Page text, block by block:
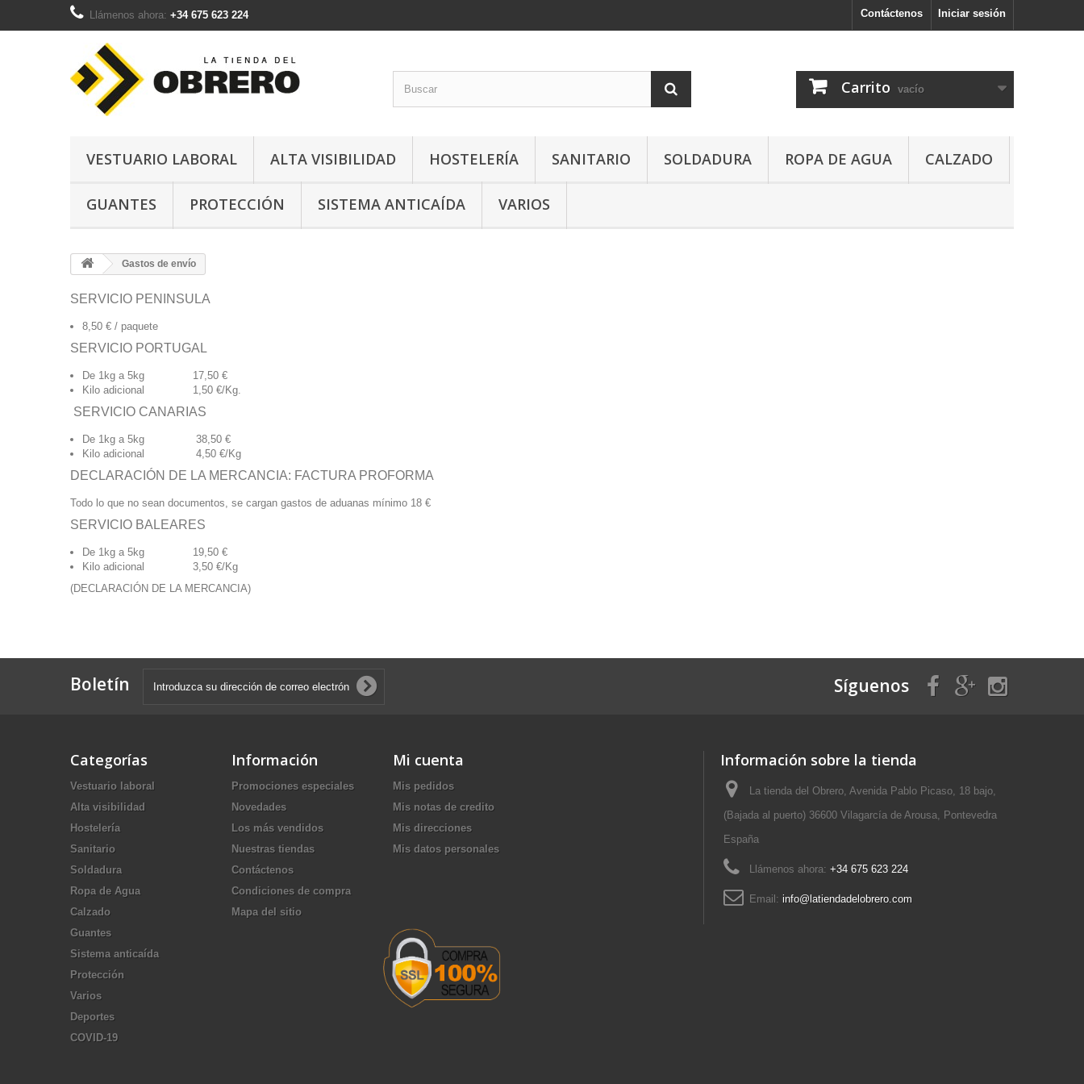
Iniciar sesión
Contáctenos
Llámenos ahora: +34 675 623 224
Carrito vacío
VESTUARIO LABORAL ALTA VISIBILIDAD HOSTELERÍA SANITARIO SOLDADURA ROPA DE AGUA CALZADO
GUANTES PROTECCIÓN SISTEMA ANTICAÍDA VARIOS
Gastos de envío
SERVICIO PENINSULA
8,50 € / paquete
SERVICIO PORTUGAL
De 1kg a 5kg 17,50 €
Kilo adicional 1,50 €/Kg.
SERVICIO CANARIAS
De 1kg a 5kg 38,50 €
Kilo adicional 4,50 €/Kg
DECLARACIÓN DE LA MERCANCIA: FACTURA PROFORMA
Todo lo que no sean documentos, se cargan gastos de aduanas mínimo 18 €
SERVICIO BALEARES
De 1kg a 5kg 19,50 €
Kilo adicional 3,50 €/Kg
(DECLARACIÓN DE LA MERCANCIA)
Boletín Síguenos
Categorías
Vestuario laboral
Alta visibilidad
Hostelería
Sanitario
Soldadura
Ropa de Agua
Calzado
Guantes
Sistema anticaída
Protección
Varios
Deportes
COVID-19
Información
Promociones especiales
Novedades
Los más vendidos
Nuestras tiendas
Contáctenos
Condiciones de compra
Mapa del sitio
Mi cuenta
Mis pedidos
Mis notas de credito
Mis direcciones
Mis datos personales
Información sobre la tienda
La tienda del Obrero, Avenida Pablo Picaso, 18 bajo,
(Bajada al puerto) 36600 Vilagarcía de Arousa, Pontevedra
España
Llámenos ahora: +34 675 623 224
Email: info@latiendadelobrero.com